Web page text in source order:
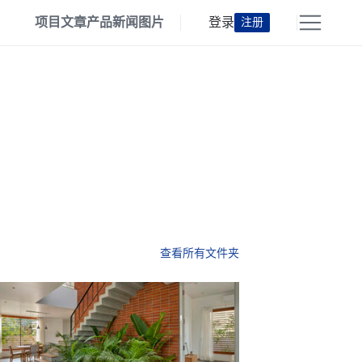
项目文章产品新闻 图片 登录 注册
查看所有文件夹